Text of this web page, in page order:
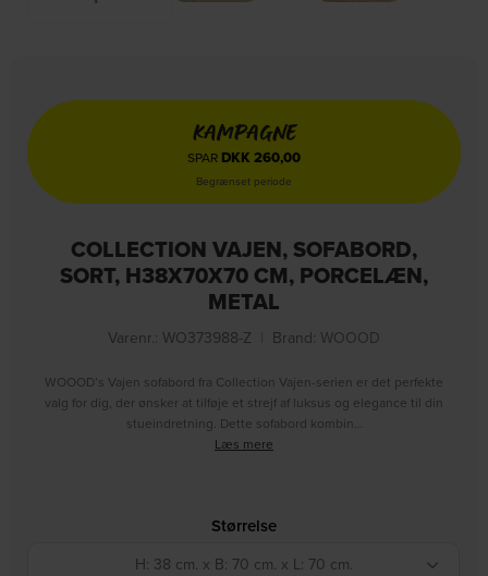
KAMPAGNE
SPAR DKK 260,00
Begrænset periode
COLLECTION VAJEN, SOFABORD,
SORT, H38X70X70 CM, PORCELÆN,
METAL
Varenr.: WO373988-Z Brand: WOOOD
WOOOD’s Vajen sofabord fra Collection Vajen-serien er det perfekte
valg for dig, der ønsker at tilføje et strejf af luksus og elegance til din
stueindretning. Dette sofabord kombin…
Læs mere
Størrelse
H: 38 cm. x B: 70 cm. x L: 70 cm.